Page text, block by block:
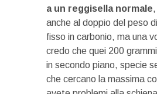
a un reggisella normale
anche al doppio del peso
fisso in carbonio, ma una
credo che quei 200
in secondo piano, specie
che cercano la massima